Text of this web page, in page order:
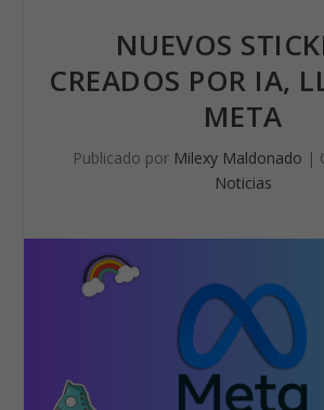
NUEVOS
CREADOS POR IA,
META
Publicado por Milexy Maldonado |
Noticias